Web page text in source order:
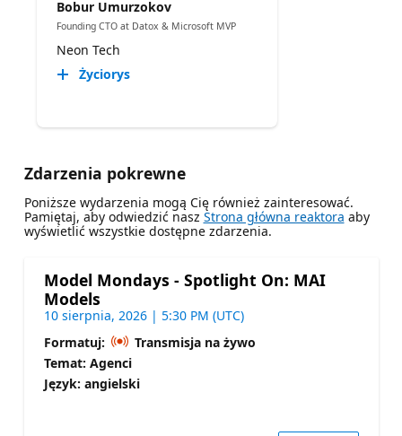
Bobur Umurzokov
Founding CTO at Datox & Microsoft MVP
Neon Tech
Życiorys
Zdarzenia pokrewne
Poniższe wydarzenia mogą Cię również zainteresować.
Pamiętaj, aby odwiedzić nasz Strona główna reaktora aby
wyświetlić wszystkie dostępne zdarzenia.
Model Mondays - Spotlight On: MAI
Models
10 sierpnia, 2026 | 5:30 PM (UTC)
Formatuj:
Transmisja na żywo
Temat: Agenci
Język: angielski